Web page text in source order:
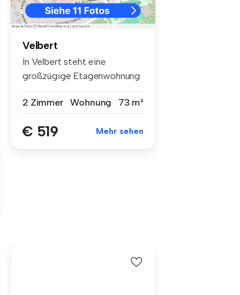
Velbert
In Velbert steht eine
großzügige Etagenwohnung
2 Zimmer
Wohnung 73 m²
€ 519 Mehr sehen